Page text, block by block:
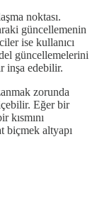
noktası.
güncellemenin
ise kullanıcı
güncellemelerini
inşa edebilir.
zorunda
Eğer bir
kısmını
biçmek altyapı